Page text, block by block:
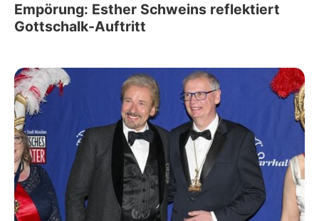
Empörung: Esther Schweins reflektiert
Gottschalk-Auftritt